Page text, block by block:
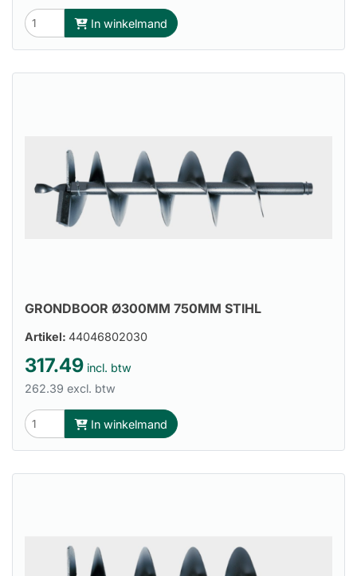
In winkelmand
GRONDBOOR Ø300MM 750MM STIHL
Artikel: 44046802030
317.49 incl. btw
262.39 excl. btw
In winkelmand